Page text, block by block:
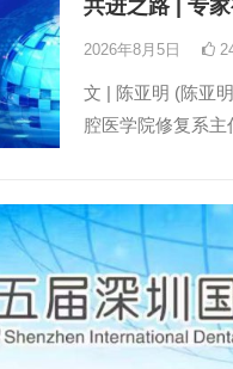
共进之路 | 专
2026年8月5日
文 | 陈亚明 (陈亚
腔医学院修复系